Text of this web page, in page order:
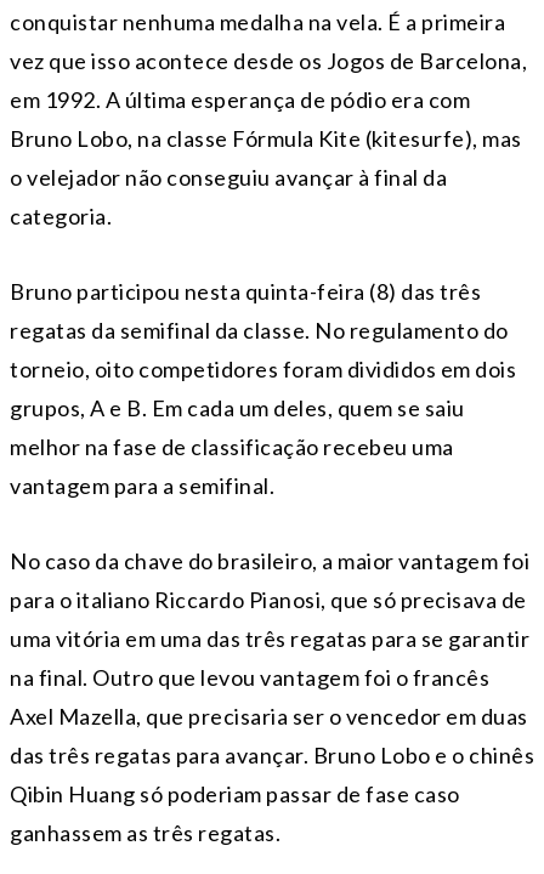
conquistar nenhuma medalha na vela. É a primeira
vez que isso acontece desde os Jogos de Barcelona,
em 1992. A última esperança de pódio era com
Bruno Lobo, na classe Fórmula Kite (kitesurfe), mas
o velejador não conseguiu avançar à final da
categoria.
Bruno participou nesta quinta-feira (8) das três
regatas da semifinal da classe. No regulamento do
torneio, oito competidores foram divididos em dois
grupos, A e B. Em cada um deles, quem se saiu
melhor na fase de classificação recebeu uma
vantagem para a semifinal.
No caso da chave do brasileiro, a maior vantagem foi
para o italiano Riccardo Pianosi, que só precisava de
uma vitória em uma das três regatas para se garantir
na final. Outro que levou vantagem foi o francês
Axel Mazella, que precisaria ser o vencedor em duas
das três regatas para avançar. Bruno Lobo e o chinês
Qibin Huang só poderiam passar de fase caso
ganhassem as três regatas.